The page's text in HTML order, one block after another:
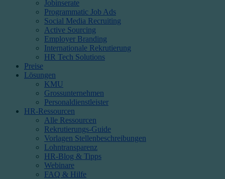
Jobinserate
Programmatic Job Ads
Social Media Recruiting
Active Sourcing
Employer Branding
Internationale Rekrutierung
HR Tech Solutions
Preise
Lösungen
KMU
Grossunternehmen
Personaldienstleister
HR-Ressourcen
Alle Ressourcen
Rekrutierungs-Guide
Vorlagen Stellenbeschreibungen
Lohntransparenz
HR-Blog & Tipps
Webinare
FAQ & Hilfe